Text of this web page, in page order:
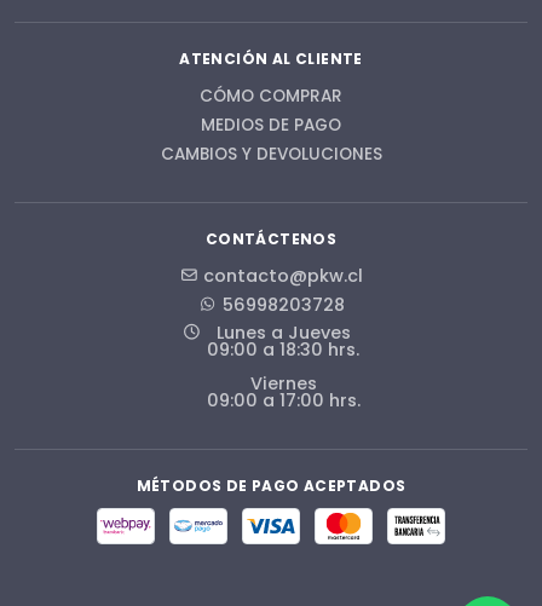
ATENCIÓN AL CLIENTE
CÓMO COMPRAR
MEDIOS DE PAGO
CAMBIOS Y DEVOLUCIONES
CONTÁCTENOS
contacto@pkw.cl
56998203728
Lunes a Jueves
09:00 a 18:30 hrs.
Viernes
09:00 a 17:00 hrs.
MÉTODOS DE PAGO ACEPTADOS